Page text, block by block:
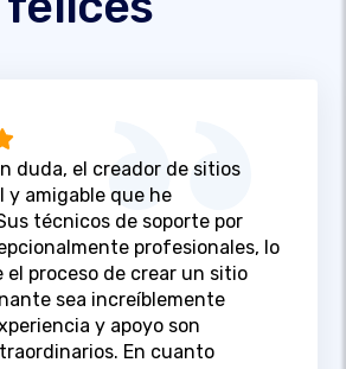
duda, el creador de sitios
y amigable que he
técnicos de soporte por
profesionales, lo
el proceso de crear un sitio
sea increíblemente
y apoyo son
En cuanto